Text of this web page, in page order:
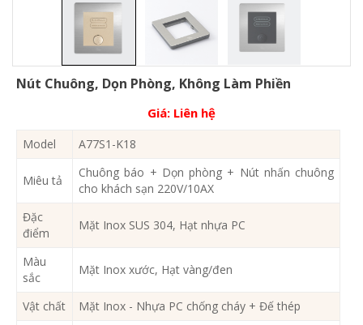
Nút Chuông, Dọn Phòng, Không Làm Phiền
Giá: Liên hệ
Model A77S1-K18
Miêu tả
Chuông báo + Dọn phòng + Nút nhấn chuông
cho khách sạn 220V/10AX
Đặc
điểm
Mặt Inox SUS 304, Hạt nhựa PC
Màu
sắc
Mặt Inox xước, Hạt vàng/đen
Vật chất
Mặt Inox - Nhựa PC chống cháy + Đế thép